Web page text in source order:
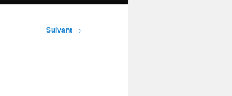
Suivant →